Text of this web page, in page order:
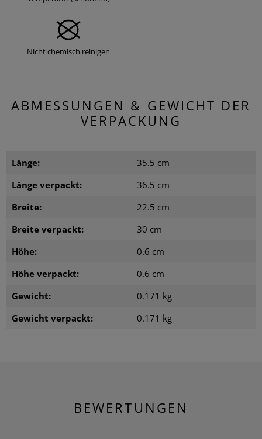
Nicht chemisch reinigen
ABMESSUNGEN & GEWICHT DER
VERPACKUNG
Länge:
35.5 cm
Länge verpackt:
36.5 cm
Breite:
22.5 cm
Breite verpackt:
30 cm
Höhe:
0.6 cm
Höhe verpackt:
0.6 cm
Gewicht:
0.171 kg
Gewicht verpackt:
0.171 kg
BEWERTUNGEN